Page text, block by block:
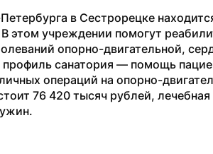
в Сестрорецке
этом учреждении помогут
опорно-двигательной,
санатория — помощь
операций на опорно-
76 420 тысяч рублей,